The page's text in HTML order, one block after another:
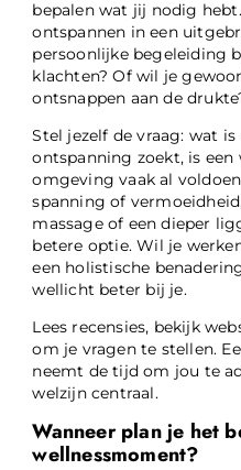
bepalen wat jij nodig
ontspannen in een
persoonlijke begeleiding
klachten? Of wil je
ontsnappen aan de
Stel jezelf de vraag: wat
ontspanning zoekt, is
omgeving vaak al
spanning of
massage of een dieper
betere optie. Wil je
een holistische
wellicht beter bij je.
Lees recensies, bekijk
om je vragen te stellen.
neemt de tijd om jou te
welzijn centraal.
Wanneer plan je het
wellnessmoment?